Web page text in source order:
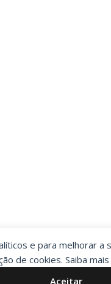
e para melhorar a
de cookies. Saiba
Aceitar